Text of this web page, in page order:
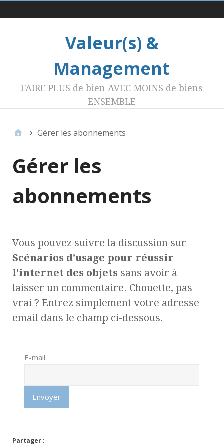
Menu 1
Valeur(s) &
Management
FAIRE PLUS de bien AVEC MOINS de biens
ENSEMBLE
Gérer les abonnements
Gérer les
abonnements
Vous pouvez suivre la discussion sur
Scénarios d’usage pour réussir
l’internet des objets sans avoir à
laisser un commentaire. Chouette, pas
vrai ? Entrez simplement votre adresse
email dans le champ ci-dessous.
E-mail
Partager :